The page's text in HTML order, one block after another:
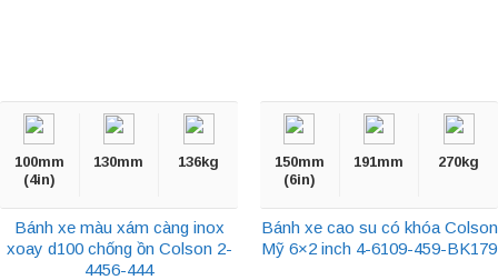
100mm
(4in)
130mm 136kg
Bánh xe màu xám càng inox
xoay d100 chống ồn Colson 2-
4456-444
150mm
(6in)
191mm 270kg
Bánh xe cao su có khóa Colson
Mỹ 6×2 inch 4-6109-459-BK179